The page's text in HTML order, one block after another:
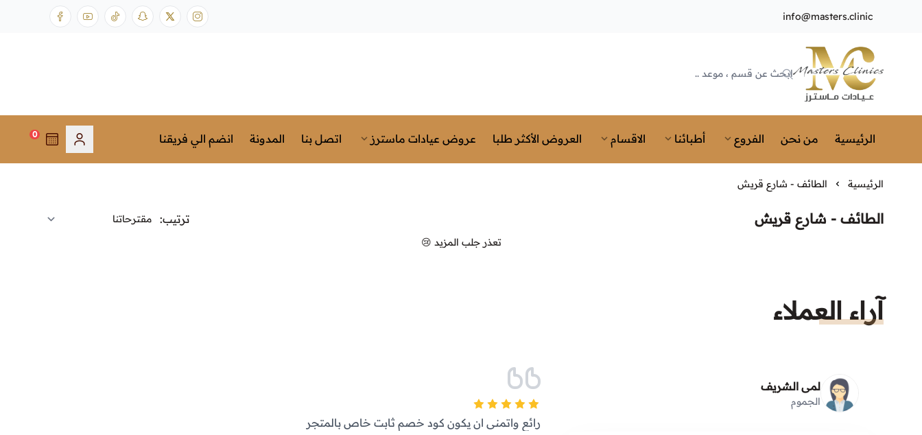
info@masters.clinic
Masters Clinics
الرئيسية من نحن الفروع أطبائنا الاقسام العروض الأكثر طلبا عروض عيادات ماسترز اتصل بنا المدونة انضم الي فريقنا 0
الرئيسية الطائف - شارع قريش
الطائف - شارع قريش ترتيب:
تعذر جلب المزيد 😢
آراء العملاء
رائع واتمنى ان يكون كود خصم ثابت خاص بالمتجر
لمى الشريف
الجموم